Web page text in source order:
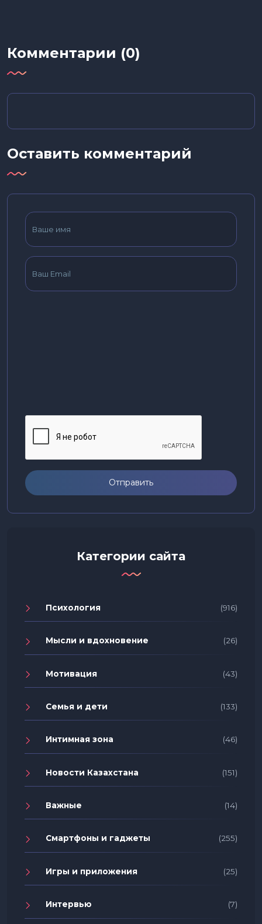
Комментарии (0)
Оставить комментарий
Отправить
Категории сайта
Психология (916)
Мысли и вдохновение (26)
Мотивация (43)
Семья и дети (133)
Интимная зона (46)
Новости Казахстана (151)
Важные (14)
Смартфоны и гаджеты (255)
Игры и приложения (25)
Интервью (7)